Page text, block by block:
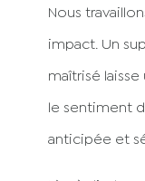
Nous
impact. Un
maîtrisé
le sentiment
anticipée et